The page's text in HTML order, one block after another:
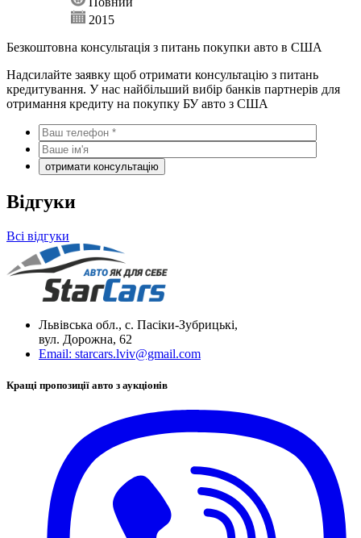
2015
Безкоштовна консультація з питань покупки авто в США
Надсилайте заявку щоб отримати консультацію з питань
кредитування. У нас найбільший вибір банків партнерів для
отримання кредиту на покупку БУ авто з США
Відгуки
Всі відгуки
Львівська обл., с. Пасіки-Зубрицькі,
вул. Дорожна, 62
Email: starcars.lviv@gmail.com
Кращі пропозиції авто з аукціонів